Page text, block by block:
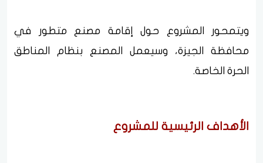
ويتمحور المشروع حول إقامة مصنع متطور في
محافظة الجيزة، وسيعمل المصنع بنظام المناطق
الحرة الخاصة.
الأهداف الرئيسية للمشروع